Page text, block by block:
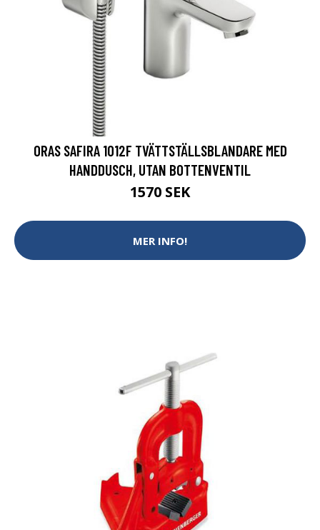
ORAS SAFIRA 1012F TVÄTTSTÄLLSBLANDARE MED
HANDDUSCH, UTAN BOTTENVENTIL
1570 SEK
MER INFO!